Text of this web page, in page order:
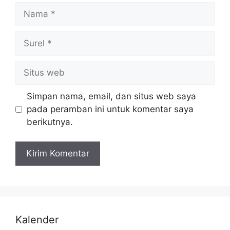
Simpan nama, email, dan situs web saya
pada peramban ini untuk komentar saya
berikutnya.
Kalender